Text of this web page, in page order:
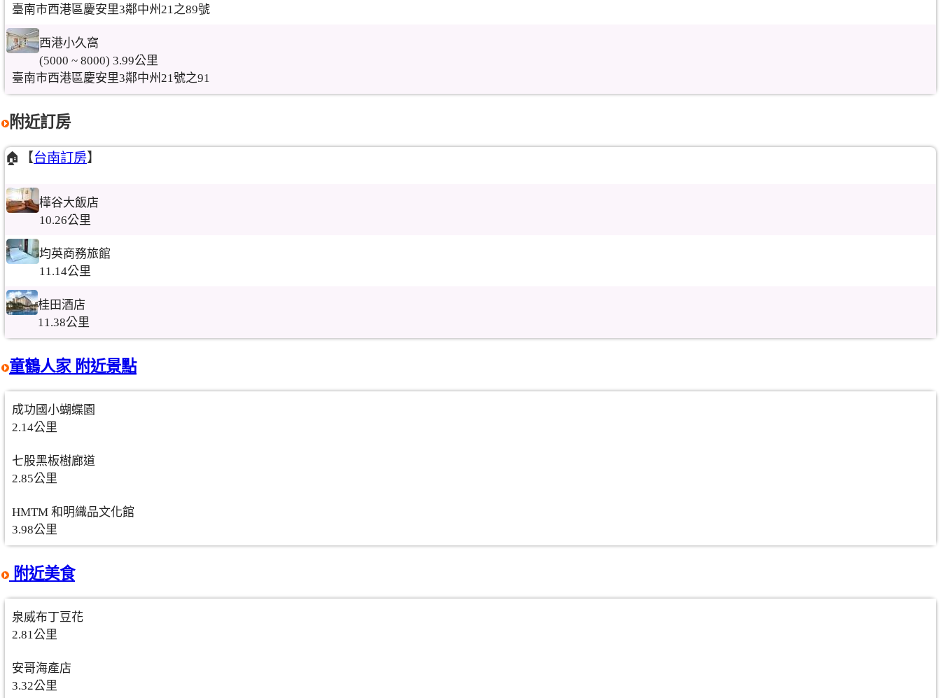
臺南市西港區慶安里3鄰中州21之89號
西港小久窩
(5000 ~ 8000) 3.99公里
臺南市西港區慶安里3鄰中州21號之91
附近訂房
🏠【台南訂房】
樺谷大飯店
10.26公里
均英商務旅館
11.14公里
桂田酒店
11.38公里
童鶴人家 附近景點
成功國小蝴蝶園
2.14公里
七股黑板樹廊道
2.85公里
HMTM 和明織品文化館
3.98公里
附近美食
泉威布丁豆花
2.81公里
安哥海產店
3.32公里